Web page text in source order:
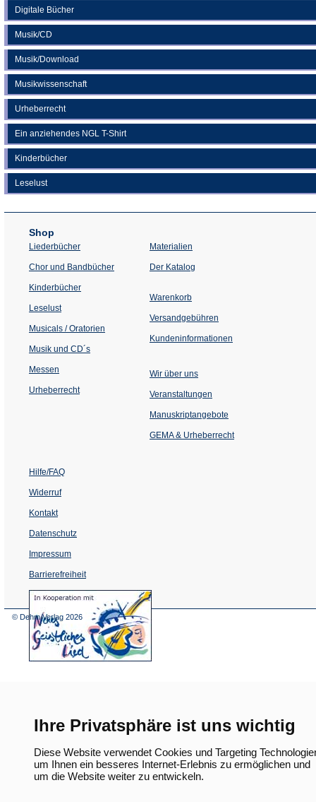
Ihre Privatsphäre ist uns wichtig
Diese Website verwendet Cookies und Targeting
um Ihnen ein besseres Internet-Erlebnis zu ermöglichen und
um die Website weiter zu entwickeln.
Digitale Bücher
Musik/CD
Musik/Download
Musikwissenschaft
Urheberrecht
Ein anziehendes NGL T-Shirt
Kinderbücher
Leselust
Shop
Liederbücher
Chor und Bandbücher
Kinderbücher
Leselust
Musicals / Oratorien
Musik und CD´s
Messen
Urheberrecht
Materialien
Der Katalog
Warenkorb
Versandgebühren
Kundeninformationen
Wir über uns
Veranstaltungen
einem
Tab)
Manuskriptangebote
GEMA & Urheberrecht
Hilfe/FAQ
Widerruf
Kontakt
Datenschutz
Impressum
Barrierefreiheit
(Öffnet
in
© Dehm Verlag 2026